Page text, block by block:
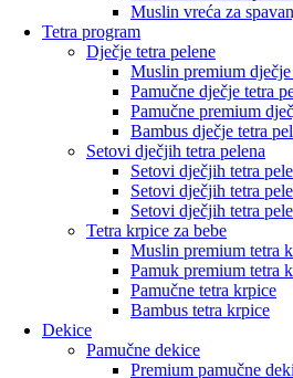
Muslin vreća za
Tetra program
Dječje tetra pelene
Muslin premium dječje
Pamučne dječje tetra
Pamučne premium
Bambus dječje tetra
Setovi dječjih tetra pelena
Setovi dječjih tetra
Setovi dječjih tetra
Setovi dječjih tetra
Tetra krpice za bebe
Muslin premium tetra
Pamuk premium tetra
Pamučne tetra krpice
Bambus tetra krpice
Dekice
Pamučne dekice
Premium pamučne